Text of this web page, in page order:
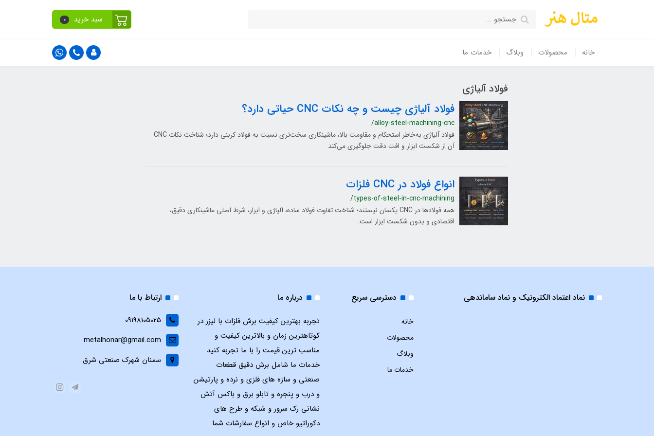
سبد خرید 0
خانه محصولات وبلاگ خدمات ما
فولاد آلیاژی
فولاد آلیاژی چیست و چه نکات CNC حیاتی دارد؟
/alloy-steel-machining-cnc
فولاد آلیاژی به‌خاطر استحکام و مقاومت بالا، ماشینکاری سخت‌تری نسبت به فولاد کربنی دارد؛ شناخت نکات CNC
آن از شکست ابزار و افت دقت جلوگیری می‌کند
انواع فولاد در CNC فلزات
/types-of-steel-in-cnc-machining
همه فولادها در CNC یکسان نیستند؛ شناخت تفاوت فولاد ساده، آلیاژی و ابزار، شرط اصلی ماشینکاری دقیق،
اقتصادی و بدون شکست ابزار است.
نماد اعتماد الکترونیک و نماد ساماندهی دسترسی سریع
خانه
محصولات
وبلاگ
خدمات ما
درباره ما
تجربه بهترین کیفیت برش فلزات با لیزر در
کوتاهترین زمان و بالاترین کیفیت و
مناسب ترین قیمت را با ما تجربه کنید
خدمات ما شامل برش دقیق قطعات
صنعتی و سازه های فلزی و نرده و پارتیشن
و درب و پنجره و تابلو برق و باکس آتش
نشانی رک سرور و شبکه و طرح های
دکوراتیو خاص و انواع سفارشات شما
ارتباط با ما
09198105025
metalhonar@gmail.com
سمنان شهرک صنعتی شرق